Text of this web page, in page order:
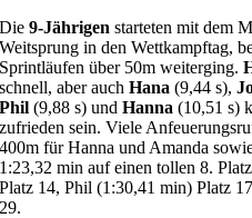
Die9-Jährigen starteten mit dem
Weitsprung in den Wettkampftag,
Sprintläufen über 50m weiterging.
schnell, aber auchHana(9,44 s),
Phil (9,88 s) undHanna(10,51 s)
zufrieden sein. Viele
400m für Hanna und Amanda
1:23,32 min auf einen tollen 8.
Platz 14, Phil (1:30,41 min) Platz
29.